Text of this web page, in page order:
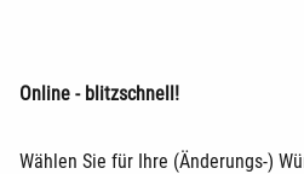
Online - blitzschnell!
Wählen Sie für Ihre (Änderungs-)